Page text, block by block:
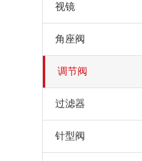
视镜
角座阀
调节阀
过滤器
针型阀